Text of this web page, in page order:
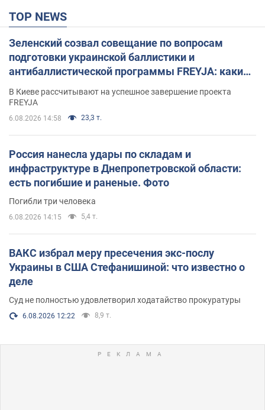
TOP NEWS
Зеленский созвал совещание по вопросам
подготовки украинской баллистики и
антибаллистической программы FREYJA: какие
В Киеве рассчитывают на успешное завершение проекта
FREYJA
6.08.2026 14:58 23,3 т.
Россия нанесла удары по складам и
инфраструктуре в Днепропетровской области:
есть погибшие и раненые. Фото
Погибли три человека
6.08.2026 14:15 5,4 т.
ВАКС избрал меру пресечения экс-послу
Украины в США Стефанишиной: что известно о
деле
Суд не полностью удовлетворил ходатайство прокуратуры
6.08.2026 12:22 8,9 т.